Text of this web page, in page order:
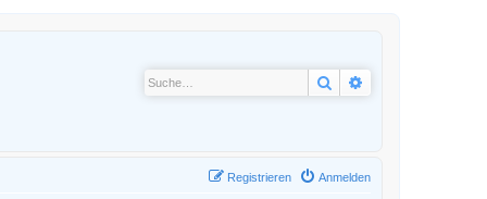
Suche
Anmelden
Registrieren